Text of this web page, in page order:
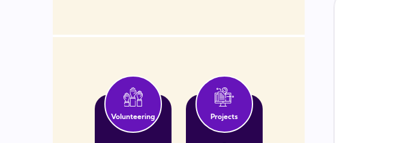
Volunteering Projects